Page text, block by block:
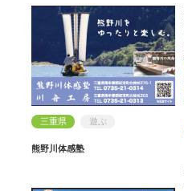
三重県 遊ぶ
熊野川体感塾